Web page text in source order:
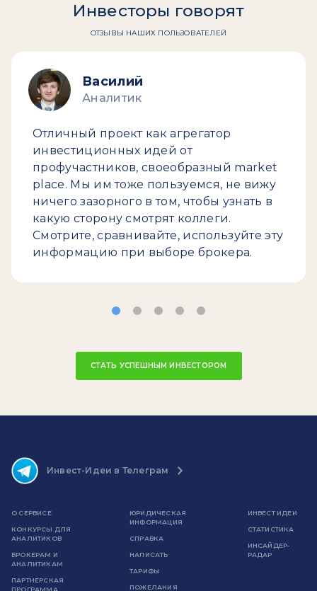
Инвесторы говорят
ОТЗЫВЫ НАШИХ ПОЛЬЗОВАТЕЛЕЙ
Василий
Аналитик
Отличный проект как агрегатор
инвестиционных идей от
профучастников, своеобразный market
place. Мы им тоже пользуемся, не вижу
ничего зазорного в том, чтобы узнать в
какую сторону смотрят коллеги.
Смотрите, сравнивайте, используйте эту
информацию при выборе брокера.
СТАТЬ УСПЕШНЫМ ИНВЕСТОРОМ
Инвест-Идеи в Телеграм
О СЕРВИСЕ
КОНКУРСЫ ДЛЯ
АНАЛИТИКОВ
БРОКЕРАМ И
АНАЛИТИКАМ
ПАРТНЕРСКАЯ
ПРОГРАММА
ЮРИДИЧЕСКАЯ
ИНФОРМАЦИЯ
СПРАВКА
НАПИСАТЬ
ТАРИФЫ
ПОЖЕЛАНИЯ
ИНВЕСТ ИДЕИ
СТАТИСТИКА
ИНСАЙДЕР-
РАДАР